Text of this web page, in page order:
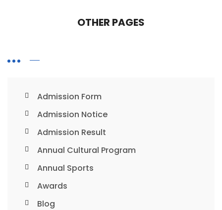
OTHER PAGES
Admission Form
Admission Notice
Admission Result
Annual Cultural Program
Annual Sports
Awards
Blog